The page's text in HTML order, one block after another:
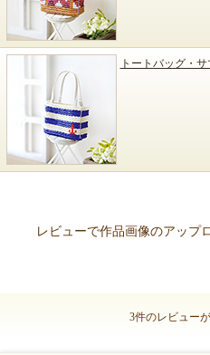
トートバッグ・
レビューで作品画像のアップ
3件のレビュー